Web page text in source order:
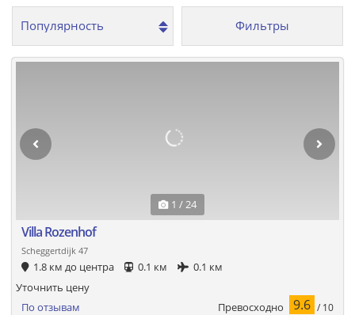
Фильтры
1 / 24
Villa Rozenhof
Scheggertdijk 47
1.8 км до центра 0.1 км 0.1 км
По отзывам Превосходно 9.6 / 10
Уточнить цену